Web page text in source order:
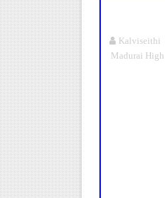
Kalviseithi
Madurai